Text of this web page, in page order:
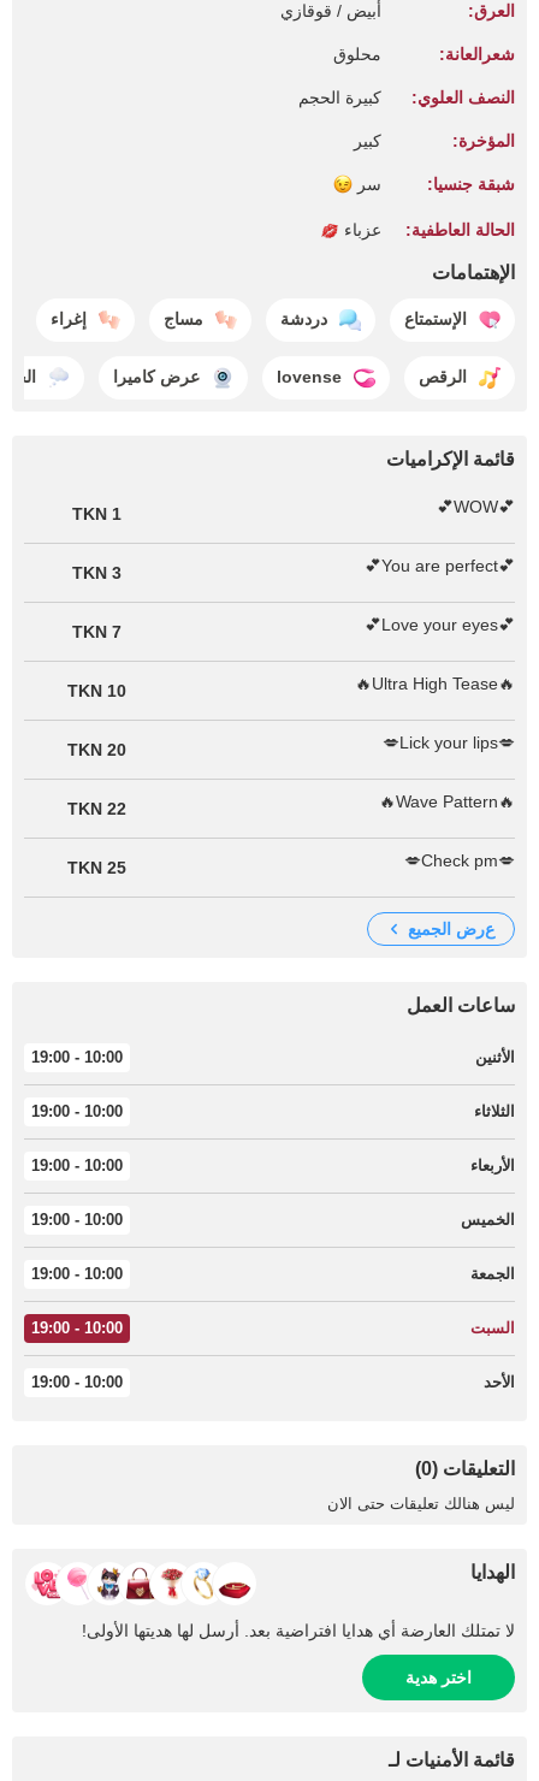
العرق: أبيض / قوقازي
شعرالعانة: محلوق
النصف العلوي: كبيرة الحجم
المؤخرة: كبير
شبقة جنسيا: سر
الحالة العاطفية: عزباء
الإهتمامات
الإستمتاع دردشة مساج إغراء
الرقص lovense عرض كاميرا الحلم
قائمة الإكراميات
💕WOW💕
1 TKN
💕You are perfect💕
3 TKN
💕Love your eyes💕
7 TKN
🔥Ultra High Tease🔥
10 TKN
💋Lick your lips💋
20 TKN
🔥Wave Pattern🔥
22 TKN
💋Check pm💋
25 TKN
عرض الجميع
ساعات العمل
الأثنين 10:00 - 19:00
الثلاثاء 10:00 - 19:00
الأربعاء 10:00 - 19:00
الخميس 10:00 - 19:00
الجمعة 10:00 - 19:00
السبت 10:00 - 19:00
الأحد 10:00 - 19:00
التعليقات (0)
ليس هنالك تعليقات حتى الان
الهدايا
لا تمتلك العارضة أي هدايا افتراضية بعد. أرسل لها هديتها الأولى!
اختر هدية
قائمة الأمنيات لـ